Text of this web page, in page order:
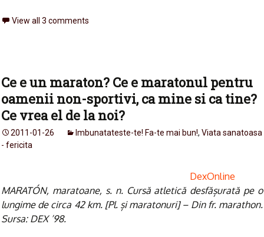
View all 3 comments
Ce e un maraton? Ce e maratonul pentru
oamenii non-sportivi, ca mine si ca tine?
Ce vrea el de la noi?
2011-01-26 Imbunatateste-te! Fa-te mai bun!, Viata sanatoasa
- fericita
DexOnline
MARATÓN, maratoane, s. n. Cursă atletică desfășurată pe o
lungime de circa 42 km. [Pl. și maratonuri] – Din fr. marathon.
Sursa: DEX ’98.